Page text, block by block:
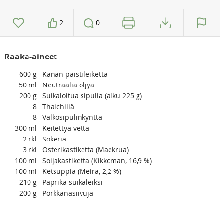
2 0
Raaka-aineet
600 g
Kanan paistileikettä
50 ml
Neutraalia öljyä
200 g Suikaloitua sipulia (alku 225 g)
8 Thaichiliä
8 Valkosipulinkynttä
300 ml
Keitettyä vettä
2 rkl
Sokeria
3 rkl
Osterikastiketta (Maekrua)
100 ml
Soijakastiketta (Kikkoman, 16,9 %)
100 ml
Ketsuppia (Meira, 2,2 %)
210 g
Paprika suikaleiksi
200 g
Porkkanasiivuja